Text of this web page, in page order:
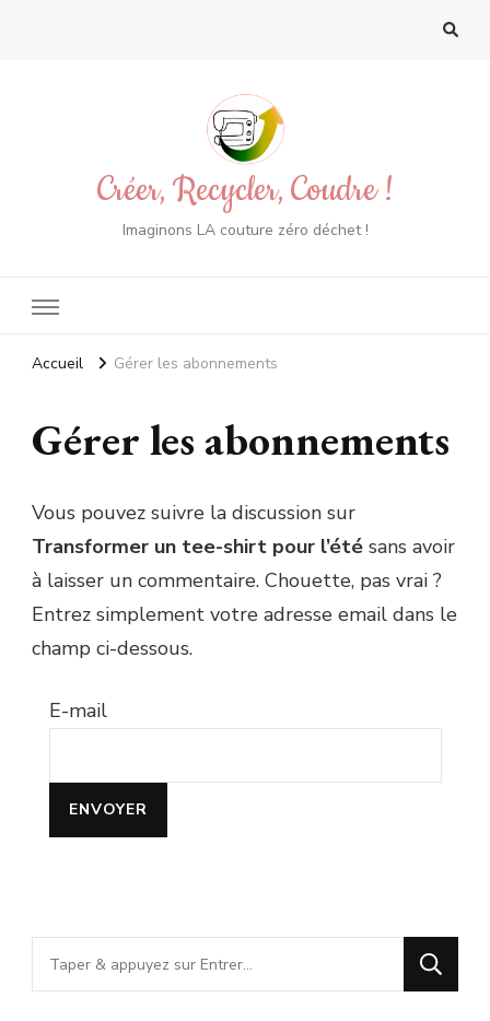
Créer, Recycler, Coudre !
Imaginons LA couture zéro déchet !
Accueil Gérer les abonnements
Gérer les abonnements
Vous pouvez suivre la discussion sur
Transformer un tee-shirt pour l’été sans avoir
à laisser un commentaire. Chouette, pas vrai ?
Entrez simplement votre adresse email dans le
champ ci-dessous.
E-mail
Vous
recherchiez